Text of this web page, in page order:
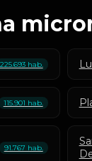
225.693 hab.
115.901 hab.
91.767 hab.